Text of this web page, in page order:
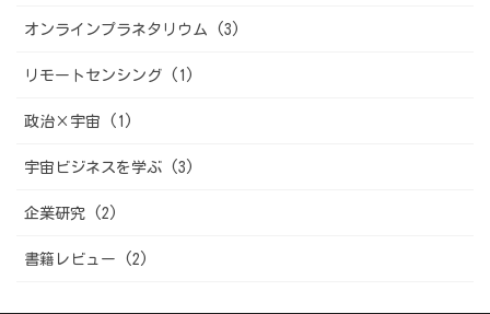
オンラインプラネタリウム (3)
リモートセンシング (1)
政治×宇宙 (1)
宇宙ビジネスを学ぶ (3)
企業研究 (2)
書籍レビュー (2)